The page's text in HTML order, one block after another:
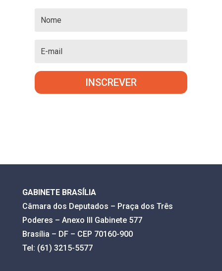
INSCREVER
GABINETE BRASÍLIA
Câmara dos Deputados – Praça dos Três
Poderes – Anexo III Gabinete 577
Brasília – DF – CEP 70160-900
Tel: (61) 3215-5577